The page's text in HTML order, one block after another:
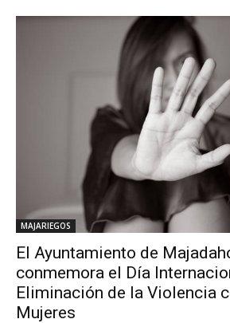
MAJARIEGOS
El Ayuntamiento de
conmemora el Día
Eliminación de la Violencia
Mujeres